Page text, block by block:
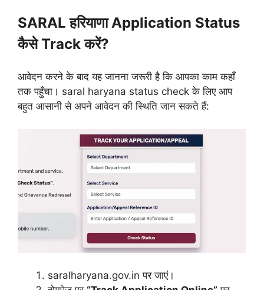
SARAL हरियाणा Application Status
कैसे Track करें?
आवेदन करने के बाद यह जानना जरूरी है कि आपका काम कहाँ
तक पहुँचा। saral haryana status check के लिए आप
बहुत आसानी से अपने आवेदन की स्थिति जान सकते हैं:
saralharyana.gov.in पर जाएं।